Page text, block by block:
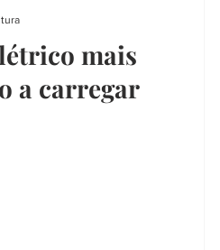
mais
a carregar